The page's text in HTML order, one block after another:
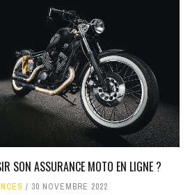
SON ASSURANCE MOTO EN LIGNE ?
30 NOVEMBRE 2022